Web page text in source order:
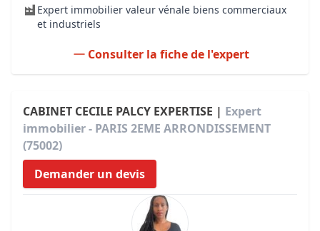
Expert immobilier valeur vénale biens commerciaux
et industriels
Consulter la fiche de l'expert
CABINET CECILE PALCY EXPERTISE | Expert
immobilier - PARIS 2EME ARRONDISSEMENT
(75002)
Demander un devis